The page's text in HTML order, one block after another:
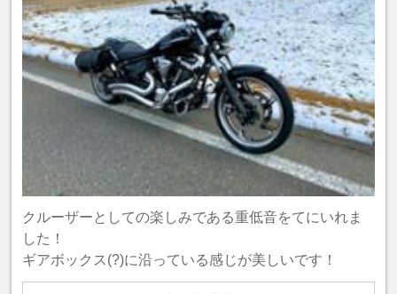
クルーザーとしての楽しみである重低音をてにいれま
した！
ギアボックス(?)に沿っている感じが美しいです！